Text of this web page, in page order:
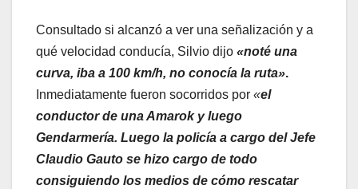
Consultado si alcanzó a ver una señalización y a
qué velocidad conducía, Silvio dijo «noté una
curva, iba a 100 km/h, no conocía la ruta».
Inmediatamente fueron socorridos por «el
conductor de una Amarok y luego
Gendarmería. Luego la policía a cargo del Jefe
Claudio Gauto se hizo cargo de todo
consiguiendo los medios de cómo rescatar